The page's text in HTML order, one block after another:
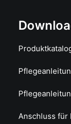
Anschluss für